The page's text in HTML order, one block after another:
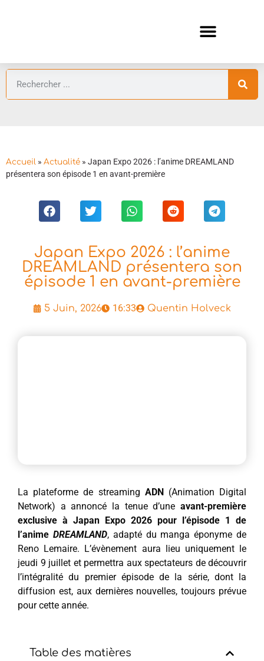
Accueil » Actualité » Japan Expo 2026 : l’anime DREAMLAND
présentera son épisode 1 en avant-première
Japan Expo 2026 : l’anime
DREAMLAND présentera son
épisode 1 en avant-première
5 Juin, 2026 16:33 Quentin Holveck
La plateforme de streaming ADN
(Animation Digital
Network) a annoncé la tenue d’une avant-première
exclusive à Japan Expo 2026 pour l’épisode 1 de
l’anime DREAMLAND, adapté du manga éponyme de
Reno Lemaire. L’évènement aura lieu uniquement le
jeudi 9 juillet et permettra aux spectateurs de découvrir
l’intégralité du premier épisode de la série, dont la
diffusion est, aux dernières nouvelles, toujours prévue
pour cette année.
Table des matières